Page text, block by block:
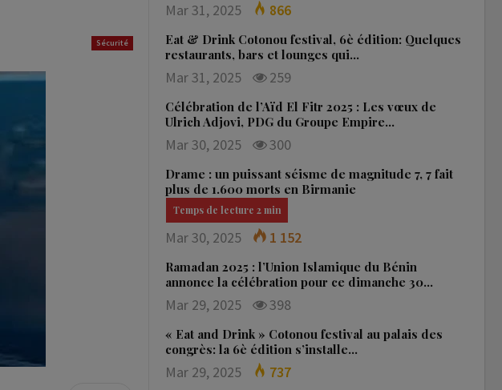
Sécurité
Mar 31, 2025 866
Eat & Drink Cotonou festival, 6è édition: Quelques
restaurants, bars et lounges qui…
Mar 31, 2025 259
Célébration de l’Aïd El Fitr 2025 : Les vœux de
Ulrich Adjovi, PDG du Groupe Empire…
Mar 30, 2025 300
Drame : un puissant séisme de magnitude 7, 7 fait
plus de 1.600 morts en Birmanie
Mar 30, 2025 1 152
Ramadan 2025 : l’Union Islamique du Bénin
annonce la célébration pour ce dimanche 30…
Mar 29, 2025 398
« Eat and Drink » Cotonou festival au palais des
congrès: la 6è édition s’installe…
Mar 29, 2025 737